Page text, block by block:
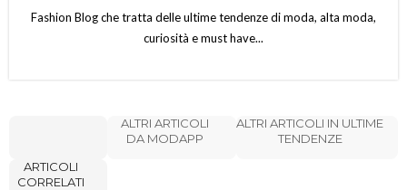
Fashion Blog che tratta delle ultime tendenze di moda, alta moda,
curiosità e must have...
ARTICOLI
CORRELATI
ALTRI ARTICOLI
DA MODAPP
ALTRI ARTICOLI IN ULTIME
TENDENZE